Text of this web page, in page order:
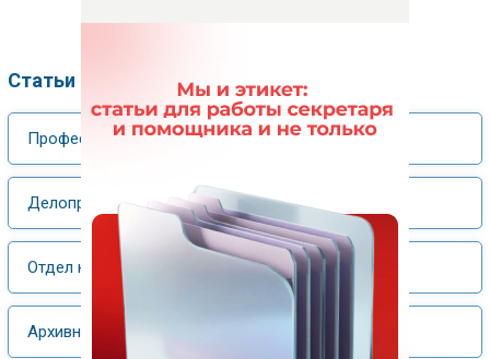
Статьи по рубрикам
Профессия
Делопроизводство
Отдел кадров
Архивное дело